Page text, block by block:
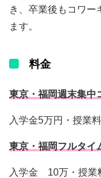
き、卒業後もコワー
ます。
料金
東京・福岡週末集中
入学金5万円・授業
東京・福岡フルタイ
入学金 10万・授